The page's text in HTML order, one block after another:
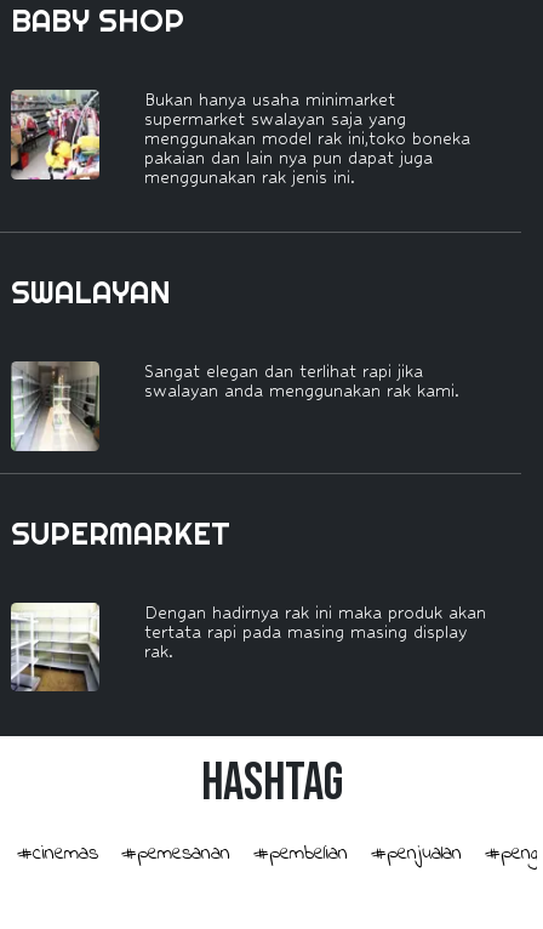
BABY SHOP
Bukan hanya usaha minimarket
supermarket swalayan saja yang
menggunakan model rak ini,toko boneka
pakaian dan lain nya pun dapat juga
menggunakan rak jenis ini.
SWALAYAN
Sangat elegan dan terlihat rapi jika
swalayan anda menggunakan rak kami.
SUPERMARKET
Dengan hadirnya rak ini maka produk akan
tertata rapi pada masing masing display
rak.
HashTag
#cinemas #pemesanan #pembelian #penjualan